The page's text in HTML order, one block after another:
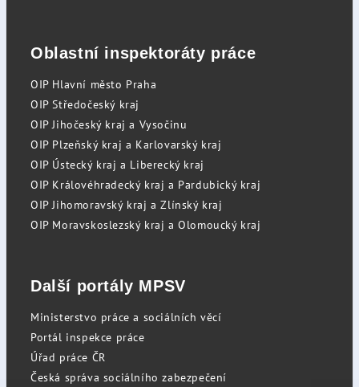
Oblastní inspektoráty práce
OIP Hlavní město Praha
OIP Středočeský kraj
OIP Jihočeský kraj a Vysočinu
OIP Plzeňský kraj a Karlovarský kraj
OIP Ústecký kraj a Liberecký kraj
OIP Královéhradecký kraj a Pardubický kraj
OIP Jihomoravský kraj a Zlínský kraj
OIP Moravskoslezský kraj a Olomoucký kraj
Další portály MPSV
Ministerstvo práce a sociálních věcí
Portál inspekce práce
Úřad práce ČR
Česká správa sociálního zabezpečení